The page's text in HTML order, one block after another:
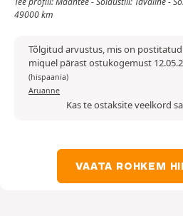
49000 km
Tõlgitud arvustus, mis on
miquel pärast ostukogemust
(hispaania)
Aruanne
Kas te ostaksite veelkord
VAATA ROHKEM